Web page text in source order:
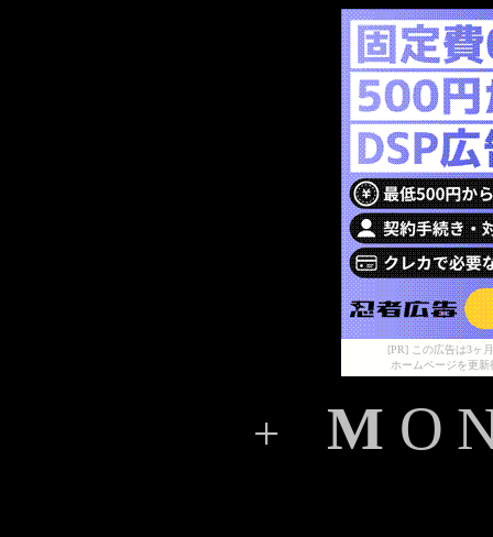
[PR] この広告は3ヶ
ホームページを更
+ M O